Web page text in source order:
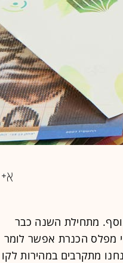
מתחילת השנה כבר
6%. אם נדבר במונחי מפלס הכנרת אפשר לומר
מתקרבים במהירות לקו